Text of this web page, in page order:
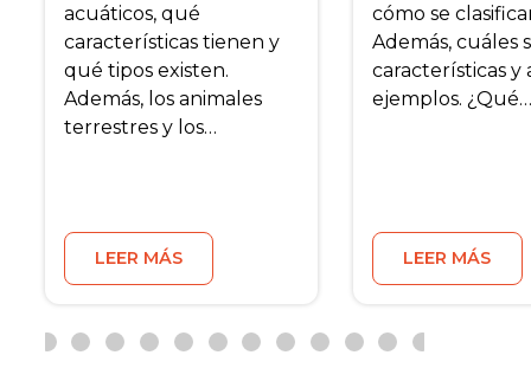
acuáticos, qué
características tienen y
qué tipos existen.
Además, los animales
terrestres y los…
LEER MÁS
cómo se
Además, cuáles
características y
ejemplos.
LEER MÁS